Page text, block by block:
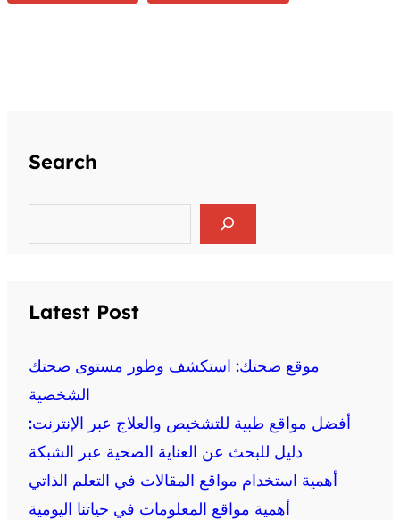
Search
a
Latest Post
موقع صحتك: استكشف وطور مستوى صحتك
الشخصية
أفضل مواقع طبية للتشخيص والعلاج عبر الإنترنت:
دليل للبحث عن العناية الصحية عبر الشبكة
أهمية استخدام مواقع المقالات في التعلم الذاتي
أهمية مواقع المعلومات في حياتنا اليومية